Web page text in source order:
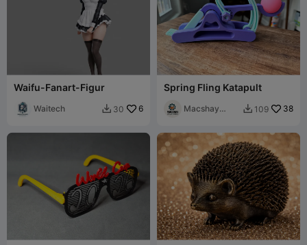
Waifu-Fanart-Figur
Waitech  30 6
Spring Fling Katapult
Macshay
 109 38